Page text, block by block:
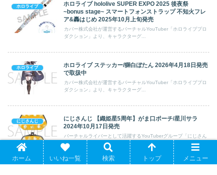
ホロライブ
ホロライブ hololive SUPER EXPO 2025 後夜祭
~bonus stage~ スマートフォンストラップ 不知火フレ
ア&轟はじめ 2025年10月上旬発売
カバー株式会社が運営するバーチャルYouTuber「ホロライブプロ
ダクション」より、キャラクターグ...
ホロライブ
ホロライブ ステッカー/獅白ぼたん 2026年4月18日発売
で取扱中
カバー株式会社が運営するバーチャルYouTuber「ホロライブプロ
ダクション」より、キャラクターグ...
にじさんじ
にじさんじ 【織姫星5周年】がま口ポーチ/星川サラ
2024年10月17日発売
バーチャルライバーとして活躍するYouTuberグループ「にじさん
じ」より、キャラクターグッズ『【...
ホーム いいね一覧 検索 トップ メニュー